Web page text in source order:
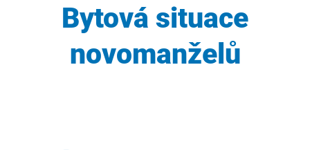
Bytová situace
novomanželů